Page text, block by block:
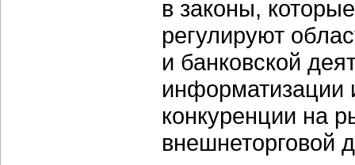
в законы,
регулируют
и банковской
конкуренции на
внешнеторговой